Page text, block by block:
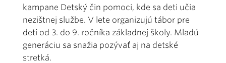
kampane Detský čin pomoci, kde sa deti učia
nezištnej službe. V lete organizujú tábor pre
deti od 3. do 9. ročníka základnej školy. Mladú
generáciu sa snažia pozývať aj na detské
stretká.